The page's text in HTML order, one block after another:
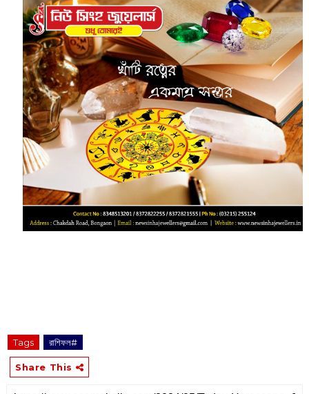
Tags রাশিফল#
Share This